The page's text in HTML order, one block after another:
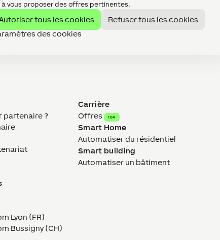
à vous proposer des offres pertinentes.
tous les cookies
Refuser tous les cookies
des cookies
partenaire ?
Lyon (FR)
Bussigny (CH)
Carrière
Offres
104
Smart Home
Automatiser du résidentiel
Smart building
Automatiser un bâtiment